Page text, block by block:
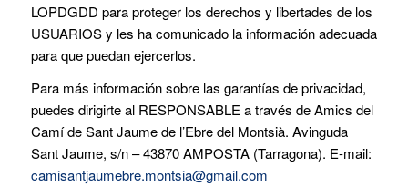
LOPDGDD para proteger los derechos y libertades de los
USUARIOS y les ha comunicado la información adecuada
para que puedan ejercerlos.
Para más información sobre las garantías de privacidad,
puedes dirigirte al RESPONSABLE a través de Amics del
Camí de Sant Jaume de l’Ebre del Montsià. Avinguda
Sant Jaume, s/n – 43870 AMPOSTA (Tarragona). E-mail:
camisantjaumebre.montsia@gmail.com